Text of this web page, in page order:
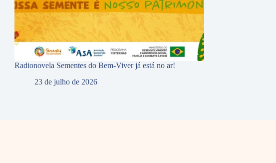
Radionovela Sementes do Bem-Viver já está no ar!
23 de julho de 2026